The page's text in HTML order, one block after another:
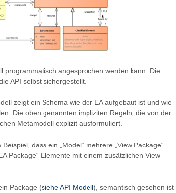
programmatisch angesprochen werden kann. Die
API selbst sichergestellt.
zeigt ein Schema wie der EA aufgebaut ist und wie
Die oben genannten impliziten Regeln, die von der
Metamodell explizit ausformuliert.
dass ein „Model“ mehrere „View Package“
Package“ Elemente mit einem zusätzlichen View
Package (siehe API Modell), semantisch gesehen ist